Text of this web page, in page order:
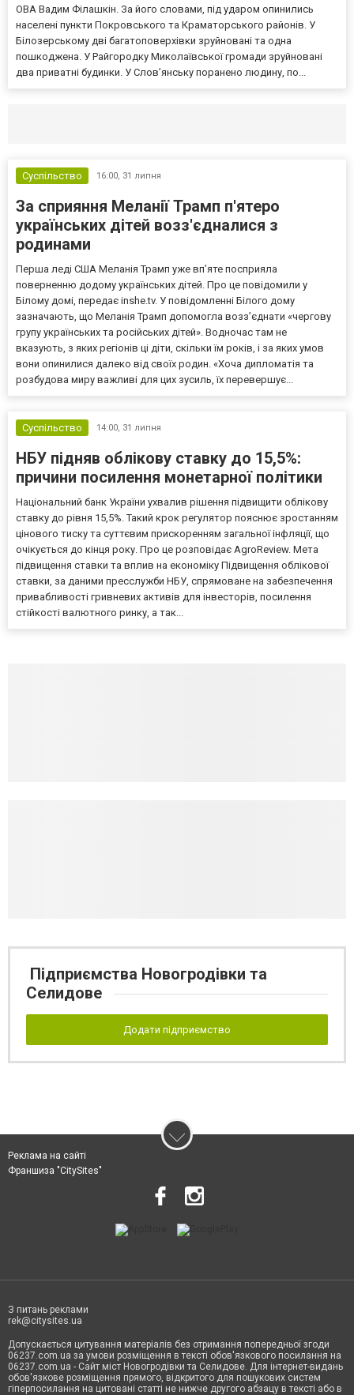
ОВА Вадим Філашкін. За його словами, під ударом опинились
населені пункти Покровського та Краматорського районів. У
Білозерському дві багатоповерхівки зруйновані та одна
пошкоджена. У Райгородку Миколаївської громади зруйновані
два приватні будинки. У Слов’янську поранено людину, по...
Суспільство 16:00, 31 липня
За сприяння Меланії Трамп п'ятеро
українських дітей возз'єдналися з
родинами
Перша леді США Меланія Трамп уже впʼяте посприяла
поверненню додому українських дітей. Про це повідомили у
Білому домі, передає inshe.tv. У повідомленні Білого дому
зазначають, що Меланія Трамп допомогла возз’єднати «чергову
групу українських та російських дітей». Водночас там не
вказують, з яких регіонів ці діти, скільки їм років, і за яких умов
вони опинилися далеко від своїх родин. «Хоча дипломатія та
розбудова миру важливі для цих зусиль, їх перевершує...
Суспільство 14:00, 31 липня
НБУ підняв облікову ставку до 15,5%:
причини посилення монетарної політики
Національний банк України ухвалив рішення підвищити облікову
ставку до рівня 15,5%. Такий крок регулятор пояснює зростанням
цінового тиску та суттєвим прискоренням загальної інфляції, що
очікується до кінця року. Про це розповідає AgroReview. Мета
підвищення ставки та вплив на економіку Підвищення облікової
ставки, за даними пресслужби НБУ, спрямоване на забезпечення
привабливості гривневих активів для інвесторів, посилення
стійкості валютного ринку, а так...
Підприємства Новогродівки та
Селидове
Додати підприємство
Реклама на сайті
Франшиза "CitySites"
З питань реклами
rek@citysites.ua
Допускається цитування матеріалів без отримання попередньої згоди
06237.com.ua за умови розміщення в тексті обов'язкового посилання на
06237.com.ua - Сайт міст Новогродівки та Селидове. Для інтернет-видань
обов'язкове розміщення прямого, відкритого для пошукових систем
гіперпосилання на цитовані статті не нижче другого абзацу в тексті або в